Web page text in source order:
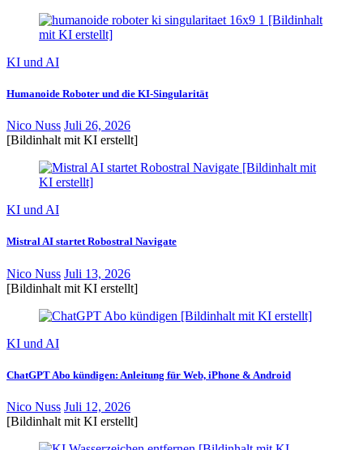
KI und AI
Humanoide Roboter und die KI-Singularität
Nico Nuss Juli 26, 2026
[Bildinhalt mit KI erstellt]
KI und AI
Mistral AI startet Robostral Navigate
Nico Nuss Juli 13, 2026
[Bildinhalt mit KI erstellt]
KI und AI
ChatGPT Abo kündigen: Anleitung für Web, iPhone & Android
Nico Nuss Juli 12, 2026
[Bildinhalt mit KI erstellt]